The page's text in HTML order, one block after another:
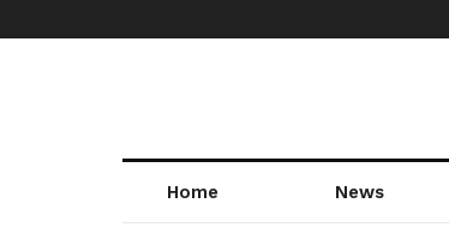
Home News